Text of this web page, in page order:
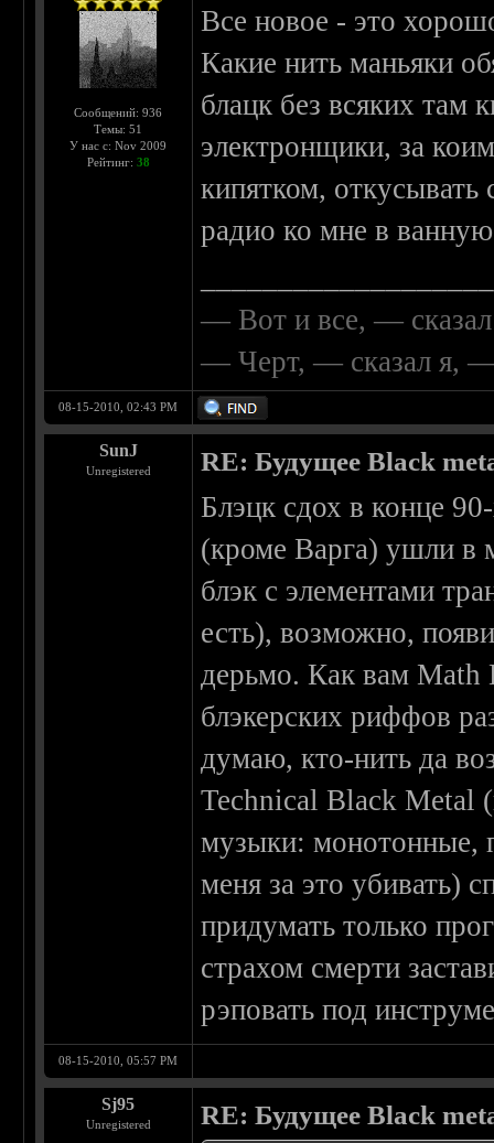
Сообщений: 936
Темы: 51
У нас с: Nov 2009
Рейтинг: 38
Все новое - это
Какие нить маньяки
блацк без всяких там
электронщики, за
кипятком, откусывать
радио ко мне в
— Вот и все, —
— Черт, — сказал я, —
08-15-2010, 02:43 PM
SunJ
Unregistered RE: Будущее Black
Блэцк сдох в конце
(кроме Варга) ушли в
блэк с элементами
есть), возможно,
дерьмо. Как вам Math
блэкерских риффов
думаю, кто-нить да
Technical Black Metal
музыки: монотонные,
меня за это убивать)
придумать только
страхом смерти
рэповать под
08-15-2010, 05:57 PM
Sj95
Unregistered RE: Будущее Black